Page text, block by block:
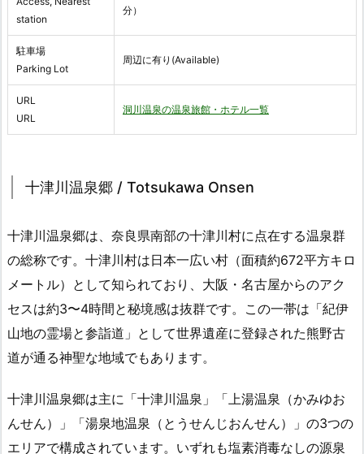
station
分）
駐車場
Parking Lot
周辺に有り(Available)
URL
URL
洞川温泉の温泉旅館・ホテル一覧
十津川温泉郷 / Totsukawa Onsen
十津川温泉郷は、奈良県南部の十津川村に点在する温泉群
の総称です。十津川村は日本一広い村（面積約672平方キロ
メートル）として知られており、大阪・名古屋からのアク
セスは約3〜4時間と秘境感は抜群です。この一帯は「紀伊
山地の霊場と参詣道」として世界遺産に登録された熊野古
道が通る神聖な地域でもあります。
十津川温泉郷は主に「十津川温泉」「上湯温泉（かみゆお
んせん）」「湯泉地温泉（とうせんじおんせん）」の3つの
エリアで構成されています。いずれも塩素消毒なしの源泉